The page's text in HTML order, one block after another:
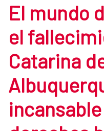
El mundo
el
Catarina